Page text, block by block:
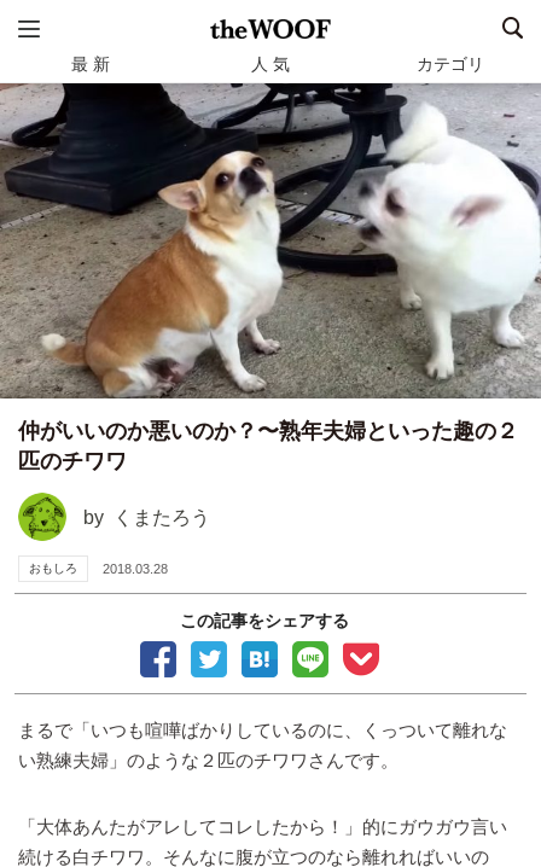
最 新 人 気 カテゴリ
仲がいいのか悪いのか？〜熟年夫婦といった趣の２
匹のチワワ
by くまたろう
おもしろ 2018.03.28
この記事をシェアする
まるで「いつも喧嘩ばかりしているのに、くっついて離れな
い熟練夫婦」のような２匹のチワワさんです。
「大体あんたがアレしてコレしたから！」的にガウガウ言い
続ける白チワワ。そんなに腹が立つのなら離れればいいの